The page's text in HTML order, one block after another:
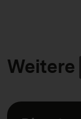
Weitere